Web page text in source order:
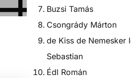
Buzsi Tamás
Csongrády Márton
de Kiss de Nemesker
Sebastian
Édl Román